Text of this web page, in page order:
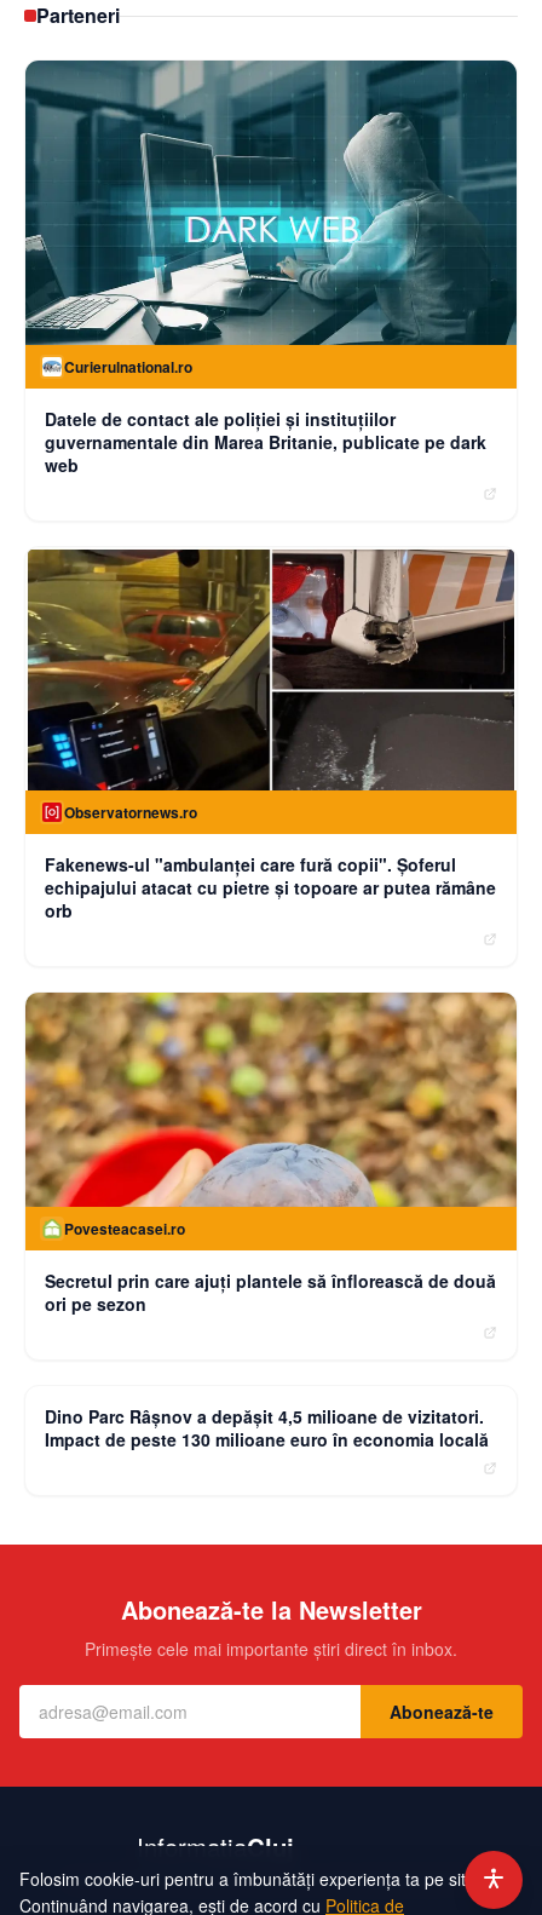
Parteneri
Curierulnational.ro
Datele de contact ale poliției și instituțiilor
guvernamentale din Marea Britanie, publicate pe dark
web
Observatornews.ro
Fakenews-ul "ambulanţei care fură copii". Şoferul
echipajului atacat cu pietre şi topoare ar putea rămâne
orb
Povesteacasei.ro
Secretul prin care ajuți plantele să înflorească de două
ori pe sezon
Dino Parc Râșnov a depășit 4,5 milioane de vizitatori.
Impact de peste 130 milioane euro în economia locală
Abonează-te la Newsletter
Primește cele mai importante știri direct în inbox.
Abonează-te
ContactEchipa Publicitate Politică de ConfidențialitateHartă Site
Folosim cookie-uri pentru a îmbunătăți experiența ta pe site.
Continuând navigarea, ești de acord cu Politica de